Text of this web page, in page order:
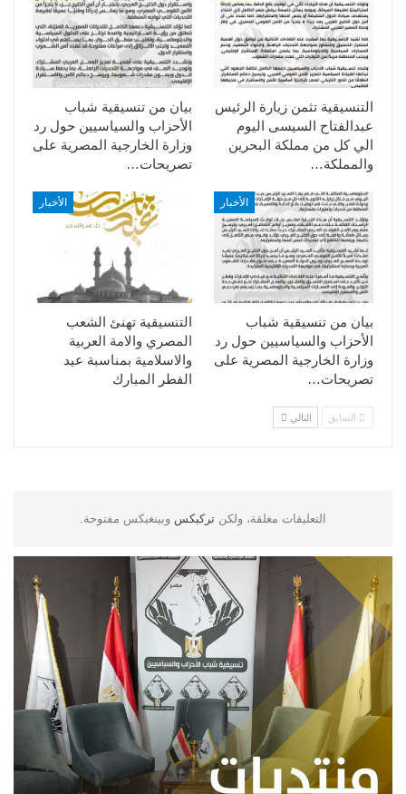
بيان من تنسيقية شباب
الأحزاب والسياسيين حول رد
وزارة الخارجية المصرية على
تصريحات…
التنسيقية تثمن زيارة الرئيس
عبدالفتاح السيسى اليوم
الي كل من مملكة البحرين
والمملكة…
الأخبار
التنسيقية تهنئ الشعب
المصري والامة العربية
والاسلامية بمناسبة عيد
الفطر المبارك
الأخبار
بيان من تنسيقية شباب
الأحزاب والسياسيين حول رد
وزارة الخارجية المصرية على
تصريحات…
السابق التالي
التعليقات مغلقة، ولكن تركبكس وبينغبكس مفتوحة.